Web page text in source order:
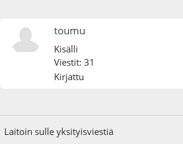
toumu
Kisälli
Viestit: 31
Kirjattu
Laitoin sulle yksityisviestiä